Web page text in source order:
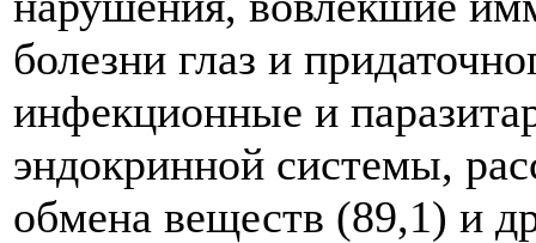
болезни глаз и
инфекционные и
эндокринной системы,
обмена веществ (89,1) и